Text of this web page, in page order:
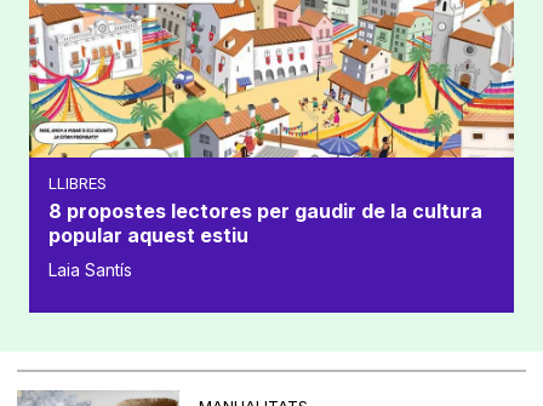
LLIBRES
8 propostes lectores per gaudir de la cultura
popular aquest estiu
Laia Santís